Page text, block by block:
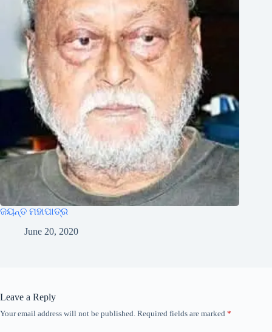
ଜୟନ୍ତ ମହାପାତ୍ର
June 20, 2020
Leave a Reply
Your email address will not be published. Required fields are marked *